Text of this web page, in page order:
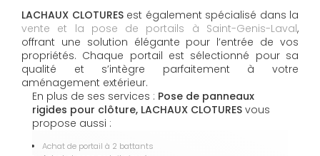
LACHAUX CLOTURESest également spécialisé dans la
vente et la pose de portails à Saint-Genis-Laval,
offrant une solution élégante pour l’entrée de vos
propriétés. Chaque portail est sélectionné pour sa
qualité et s’intègre parfaitement à votre
aménagement extérieur.
En plus de ses services : Pose de panneaux
rigides pour clôture, LACHAUX CLOTURES vous
propose aussi :
Achat de portail à 2 battants